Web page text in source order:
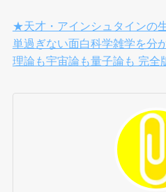
★天才・アインシュタインの
単過ぎない面白科学雑学を分
理論も宇宙論も量子論も 完全